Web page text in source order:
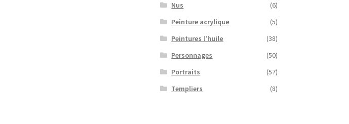
Nus
(6)
Peinture acrylique
(5)
Peintures l'huile
(38)
Personnages
(50)
Portraits
(57)
Templiers
(8)